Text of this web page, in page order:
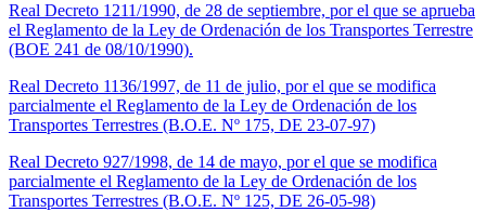
Real Decreto 1211/1990, de 28 de septiembre, por el que se aprueba
el Reglamento de la Ley de Ordenación de los Transportes Terrestre
(BOE 241 de 08/10/1990).
Real Decreto 1136/1997, de 11 de julio, por el que se modifica
parcialmente el Reglamento de la Ley de Ordenación de los
Transportes Terrestres (B.O.E. Nº 175, DE 23-07-97)
Real Decreto 927/1998, de 14 de mayo, por el que se modifica
parcialmente el Reglamento de la Ley de Ordenación de los
Transportes Terrestres (B.O.E. Nº 125, DE 26-05-98)